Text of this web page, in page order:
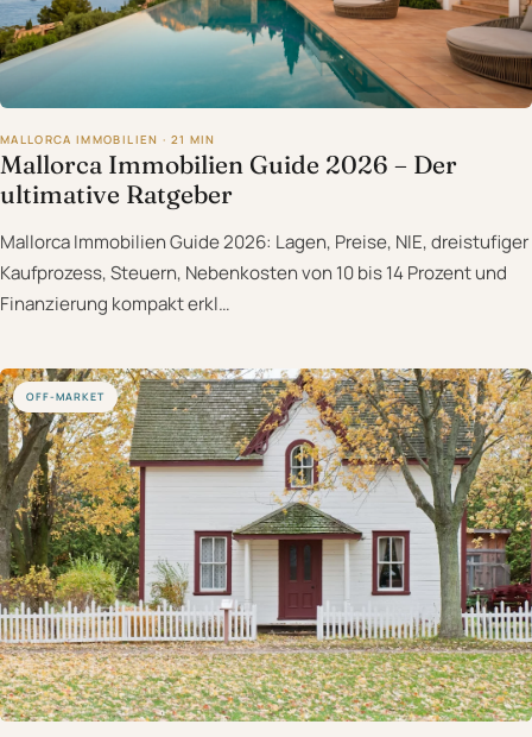
MALLORCA IMMOBILIEN · 21 MIN
Mallorca Immobilien Guide 2026 – Der
ultimative Ratgeber
Mallorca Immobilien Guide 2026: Lagen, Preise, NIE, dreistufiger
Kaufprozess, Steuern, Nebenkosten von 10 bis 14 Prozent und
Finanzierung kompakt erkl…
OFF-MARKET